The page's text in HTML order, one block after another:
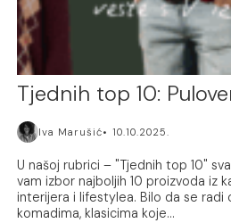
Tjednih top 10:
Iva Marušić 10.10.2025.
U našoj rubrici – "Tjednih top 10"
vam izbor najboljih 10 proizvoda iz
interijera i lifestylea. Bilo da se radi
komadima, klasicima koje...